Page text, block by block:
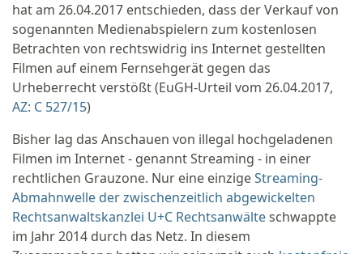
hat am 26.04.2017 entschieden, dass der Verkauf von
sogenannten Medienabspielern zum kostenlosen
Betrachten von rechtswidrig ins Internet gestellten
Filmen auf einem Fernsehgerät gegen das
Urheberrecht verstößt (EuGH-Urteil vom 26.04.2017,
AZ: C 527/15)
Bisher lag das Anschauen von illegal hochgeladenen
Filmen im Internet - genannt Streaming - in einer
rechtlichen Grauzone. Nur eine einzigeStreaming-
Abmahnwelle der zwischenzeitlich abgewickelten
Rechtsanwaltskanzlei U+C Rechtsanwälteschwappte
im Jahr 2014 durch das Netz. In diesem